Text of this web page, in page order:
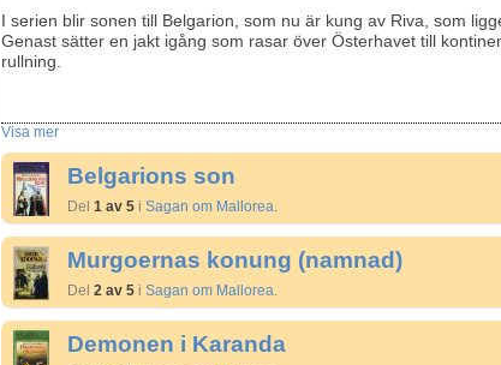
I serien blir sonen till Belgarion, som nu är kung av Riva, som
Genast sätter en jakt igång som rasar över Österhavet till
rullning.
Visa mer
Belgarions son
Del 1 av 5i Sagan om Mallorea.
Murgoernas konung (namnad)
Del 2 av 5i Sagan om Mallorea.
Demonen i Karanda